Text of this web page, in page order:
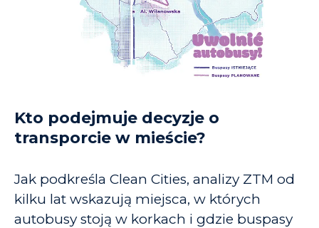
Kto podejmuje decyzje o
transporcie w mieście?
Jak podkreśla Clean Cities, analizy ZTM od
kilku lat wskazują miejsca, w których
autobusy stoją w korkach i gdzie buspasy